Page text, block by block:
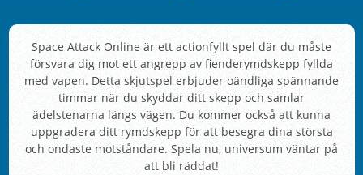
Space Attack Online är ett actionfyllt spel där du måste
försvara dig mot ett angrepp av fienderymdskepp fyllda
med vapen. Detta skjutspel erbjuder oändliga spännande
timmar när du skyddar ditt skepp och samlar
ädelstenarna längs vägen. Du kommer också att kunna
uppgradera ditt rymdskepp för att besegra dina största
och ondaste motståndare. Spela nu, universum väntar på
att bli räddat!